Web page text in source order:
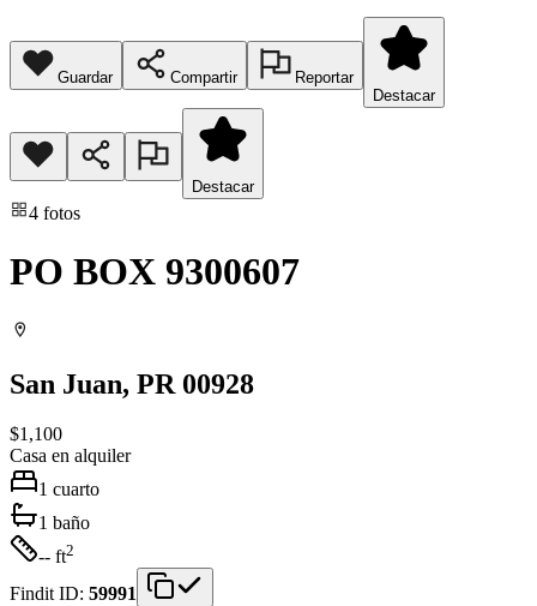
Guardar Compartir
Reportar
Destacar
Destacar
4 fotos
PO BOX 9300607
San Juan, PR 00928
$1,100
Casa en alquiler
1 cuarto
1 baño
-- ft2
Findit ID: 59991